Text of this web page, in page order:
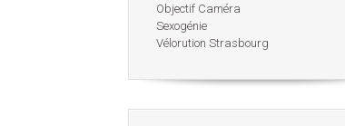
Objectif Caméra
Sexogénie
Vélorution Strasbourg